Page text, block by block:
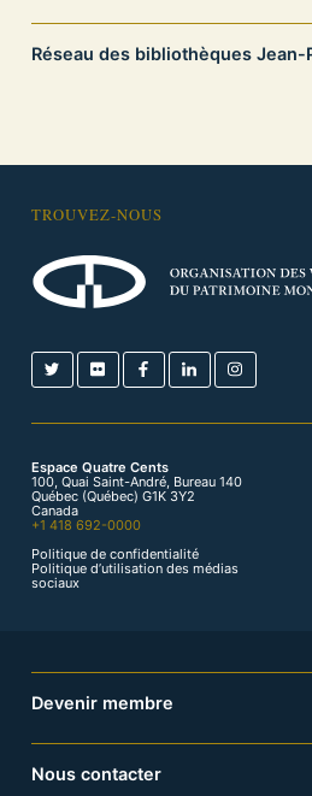
Réseau des bibliothèques Jean-
TROUVEZ-NOUS
Espace Quatre Cents
100, Quai Saint-André, Bureau 140
Québec (Québec) G1K 3Y2
Canada
+1 418 692-0000
Politique de confidentialité
Politique d’utilisation des médias
sociaux
Devenir membre
Nous contacter